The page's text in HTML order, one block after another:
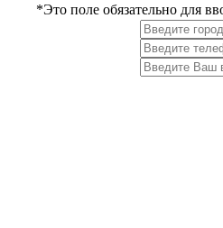
*Это поле обязательно для